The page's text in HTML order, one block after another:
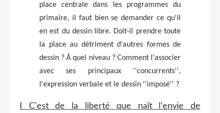
place centrale dans les programmes du
primaire, il faut bien se demander ce qu'il
en est du dessin libre. Doit-il prendre toute
la place au détriment d'autres formes de
dessin ? À quel niveau ? Comment l'associer
avec ses principaux ''concurrents'',
l'expression verbale et le dessin ''imposé'' ?
I C'est de la liberté que naît l'envie de